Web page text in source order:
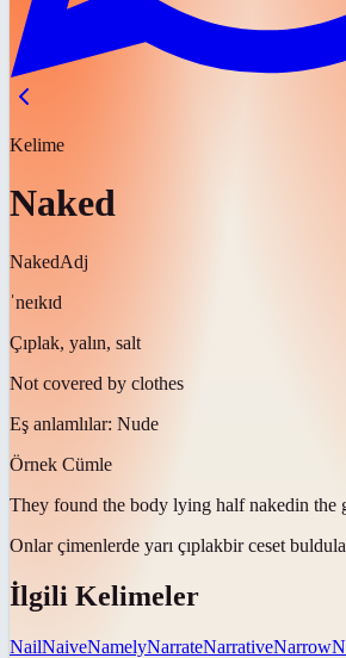
Kelime
Naked
NakedAdj
ˈneɪkɪd
Çıplak, yalın, salt
Not covered by clothes
Eş anlamlılar: Nude
Örnek Cümle
They found the body lying half nakedin the
Onlar çimenlerde yarı çıplakbir ceset
İlgili Kelimeler
NailNaiveNamelyNarrateNarrativeNarrow